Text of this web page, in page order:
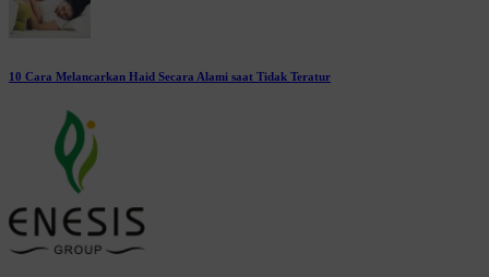
10 Cara Melancarkan Haid Secara Alami saat Tidak Teratur